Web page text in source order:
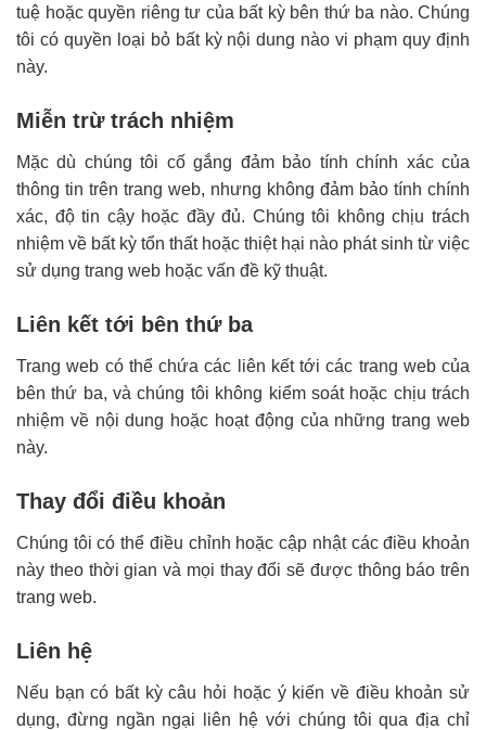
tuệ hoặc quyền riêng tư của bất kỳ bên thứ ba nào. Chúng
tôi có quyền loại bỏ bất kỳ nội dung nào vi phạm quy định
này.
Miễn trừ trách nhiệm
Mặc dù chúng tôi cố gắng đảm bảo tính chính xác của
thông tin trên trang web, nhưng không đảm bảo tính chính
xác, độ tin cậy hoặc đầy đủ. Chúng tôi không chịu trách
nhiệm về bất kỳ tổn thất hoặc thiệt hại nào phát sinh từ việc
sử dụng trang web hoặc vấn đề kỹ thuật.
Liên kết tới bên thứ ba
Trang web có thể chứa các liên kết tới các trang web của
bên thứ ba, và chúng tôi không kiểm soát hoặc chịu trách
nhiệm về nội dung hoặc hoạt động của những trang web
này.
Thay đổi điều khoản
Chúng tôi có thể điều chỉnh hoặc cập nhật các điều khoản
này theo thời gian và mọi thay đổi sẽ được thông báo trên
trang web.
Liên hệ
Nếu bạn có bất kỳ câu hỏi hoặc ý kiến ​​về điều khoản sử
dụng, đừng ngần ngại liên hệ với chúng tôi qua địa chỉ